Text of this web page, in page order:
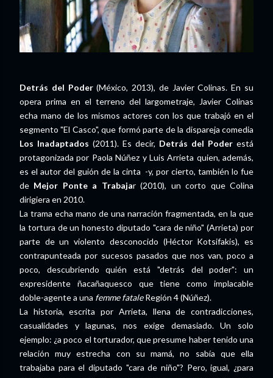
Detrás del Poder(México, 2013), de Javier Colinas. En su
opera prima en el terreno del largometraje, Javier Colinas
echa mano de los mismos actores con los que trabajó en el
segmento "El Casco", que formó parte de la dispareja comedia
Los Inadaptados (2011). Es decir, Detrás del Poder está
protagonizada por Paola Núñez y Luis Arrieta quien, además,
es el autor del guión de la cinta -y, por cierto, también lo fue
de Mejor Ponte a Trabajar (2010), un corto que Colina
dirigiera en 2010.
La trama echa mano de una narración fragmentada, en la que
la tortura de un honesto diputado "cara de niño" (Arrieta) por
parte de un violento desconocido (Héctor Kotsifakis), es
contrapunteada por sucesos pasados que nos van, poco a
poco, descubriendo quién está "detrás del poder": un
expresidente ñacañaquesco que tiene como implacable
doble-agente a una femme fataleRegión 4 (Núñez).
La historia, escrita por Arrieta, llena de contradicciones,
casualidades y lagunas, nos exige demasiado. Un solo
ejemplo: ¿a poco el torturador, que presume haber tenido una
relación muy estrecha con su mamá, no sabía que ella
trabajaba para el diputado "cara de niño"? Pero, igual, ¿para